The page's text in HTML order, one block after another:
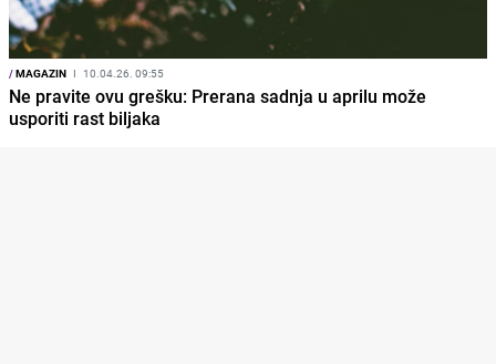
/MAGAZIN I 10.04.26. 09:55
Ne pravite ovu grešku: Prerana sadnja u aprilu može
usporiti rast biljaka